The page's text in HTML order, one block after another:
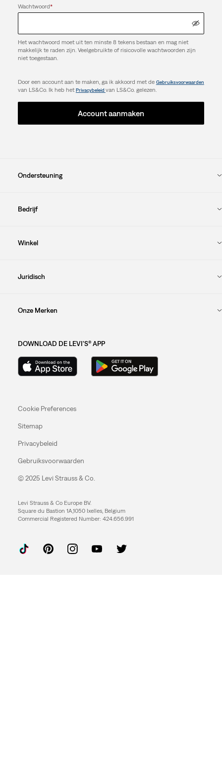
Wachtwoord*
Het wachtwoord moet uit ten minste 8 tekens bestaan en mag niet
makkelijk te raden zijn. Veelgebruikte of risicovolle wachtwoorden zijn
niet toegestaan.
Door een account aan te maken, ga ik akkoord met de Gebruiksvoorwaarden
van LS&Co. Ik heb hetPrivacybeleid van LS&Co. gelezen.
Account aanmaken
Ondersteuning
Bedrijf
Winkel
Juridisch
Onze Merken
DOWNLOAD DE LEVI'S® APP
Cookie Preferences
Sitemap
Privacybeleid
Gebruiksvoorwaarden
© 2025 Levi Strauss & Co.
Levi Strauss & Co Europe BV.
Square du Bastion 1A,1050 Ixelles, Belgium
Commercial Registered Number: 424.656.991